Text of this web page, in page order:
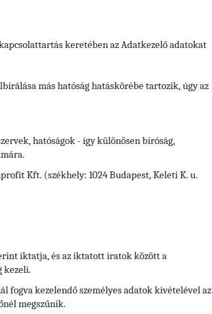
keretében az Adatkezelő adatokat
más hatóság hatáskörébe tartozik, úgy az
hatóságok - így különösen bíróság,
Kft. (székhely: 1024 Budapest, Keleti K. u.
iktatja, és az iktatott iratok között a
kezeli.
fogva kezelendő személyes adatok kivételével az
megszűnik.